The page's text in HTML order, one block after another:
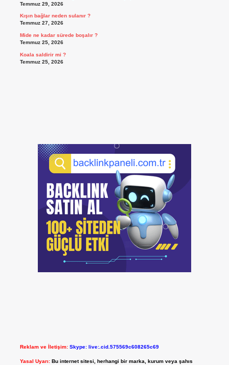
Temmuz 29, 2026
Kışın bağlar neden sulanır ?
Temmuz 27, 2026
Mide ne kadar sürede boşalır ?
Temmuz 25, 2026
Koala saldirir mi ?
Temmuz 25, 2026
Reklam ve İletişim: Skype: live:.cid.575569c608265c69
Yasal Uyarı: Bu internet sitesi, herhangi bir marka, kurum veya şahıs